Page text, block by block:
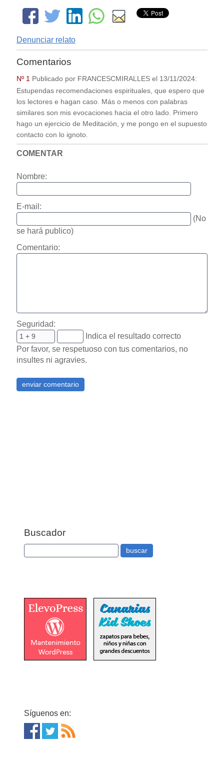
Denunciar relato
Comentarios
Nº 1Publicado por FRANCESCMIRALLESel 13/11/2024:
Estupendas recomendaciones espirituales, que espero que
los lectores e hagan caso. Más o menos con palabras
similares son mis evocaciones hacia el otro lado. Primero
hago un ejercicio de Meditación, y me pongo en el supuesto
contacto con lo ignoto.
COMENTAR
Nombre:
E-mail:
(No
se hará publico)
Comentario:
Seguridad:
Indica el resultado correcto
Por favor, se respetuoso con tus comentarios, no
insultes ni agravies.
Buscador
Síguenos en: